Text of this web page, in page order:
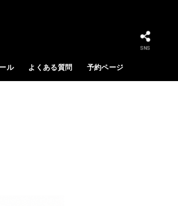
ル よくある質問 予約ページ
SNS